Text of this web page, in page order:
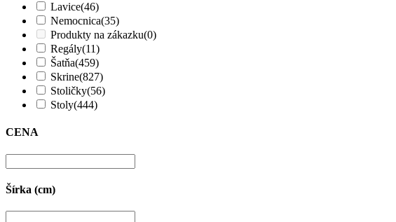
Lavice(46)
Nemocnica(35)
Produkty na zákazku(0)
Regály(11)
Šatňa(459)
Skrine(827)
Stoličky(56)
Stoly(444)
CENA
Šírka (cm)